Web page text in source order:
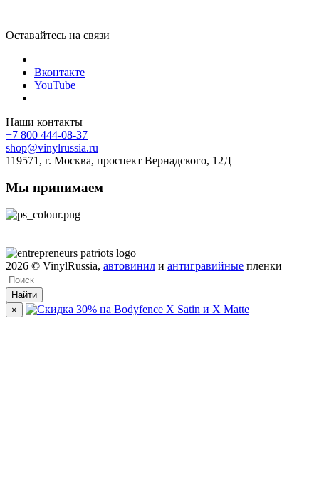
Оставайтесь на связи
Вконтакте
YouTube
Наши контакты
+7 800 444-08-37
shop@vinylrussia.ru
119571, г. Москва, проспект Вернадского, 12Д
Мы принимаем
2026 © VinylRussia, автовинил и антигравийные пленки
Найти
×